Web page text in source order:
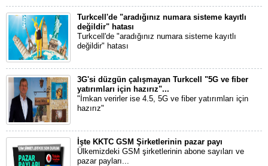
Turkcell'de "aradığınız numara sisteme kayıtlı
değildir" hatası
Turkcell'de "aradığınız numara sisteme kayıtlı
değildir" hatası
3G'si düzgün çalışmayan Turkcell "5G ve fiber
yatırımları için hazırız"...
"İmkan verirler ise 4.5, 5G ve fiber yatırımları için
hazırız"
İşte KKTC GSM Şirketlerinin pazar payı
Ülkemizdeki GSM şirketlerinin abone sayıları ve
pazar payları...